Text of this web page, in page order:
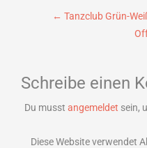
← Tanzclub Grün-
Schreibe einen
Du musst angemeldet sein,
Diese Website verwendet